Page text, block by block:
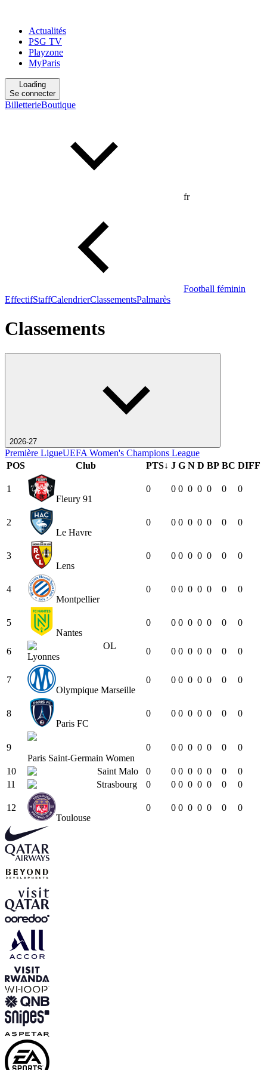
Actualités
PSG TV
Playzone
MyParis
Loading
Se connecter
BilletterieBoutique
fr
Football féminin
EffectifStaffCalendrierClassementsPalmarès
Classements
2026-27
Première LigueUEFA Women's Champions League
POS
Club PTS↓ J G N D BP BC DIFF
1
Fleury 91
0 0 0 0 0 0 0 0
2
Le Havre
0 0 0 0 0 0 0 0
3
Lens
0 0 0 0 0 0 0 0
4
Montpellier
0 0 0 0 0 0 0 0
5
Nantes
0 0 0 0 0 0 0 0
6
OL
Lyonnes
0 0 0 0 0 0 0 0
7
Olympique Marseille
0 0 0 0 0 0 0 0
8
Paris FC
0 0 0 0 0 0 0 0
9
Paris Saint-Germain Women
0 0 0 0 0 0 0 0
10 Saint Malo 0 0 0 0 0 0 0
0
11
Strasbourg 0 0 0 0 0 0 0 0
12
Toulouse
0 0 0 0 0 0 0 0